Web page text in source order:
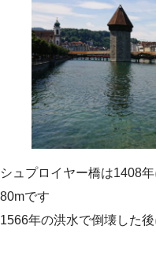
シュプロイヤー橋は1408
80mです
1566年の洪水で倒壊した